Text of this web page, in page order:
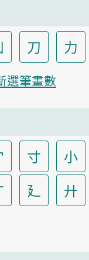
刀
力
選筆畫數
寸
小
廴
廾